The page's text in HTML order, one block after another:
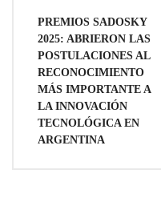
entradas
PREMIOS SADOSKY
2025: ABRIERON LAS
POSTULACIONES AL
RECONOCIMIENTO
MÁS IMPORTANTE A
LA INNOVACIÓN
TECNOLÓGICA EN
ARGENTINA